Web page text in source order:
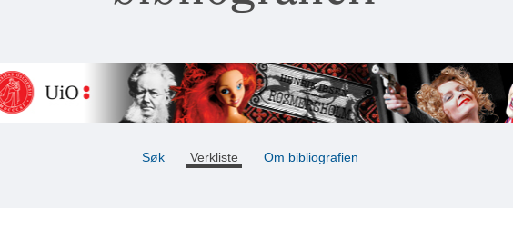
Søk Verkliste Om bibliografien